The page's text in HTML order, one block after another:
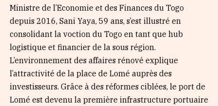
Ministre de l’Economie et des Finances du Togo
depuis 2016, Sani Yaya, 59 ans, s’est illustré en
consolidant la voction du Togo en tant que hub
logistique et financier de la sous région.
L’environnement des affaires rénové explique
l’attractivité de la place de Lomé auprès des
investisseurs. Grâce à des réformes ciblées, le port de
Lomé est devenu la première infrastructure portuaire